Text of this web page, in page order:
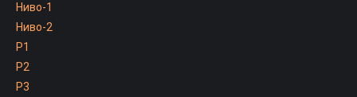
Ниво-1
Ниво-2
P1
P2
P3